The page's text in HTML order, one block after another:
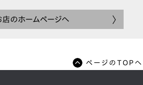
店のホームページへ
ページのTOPへ